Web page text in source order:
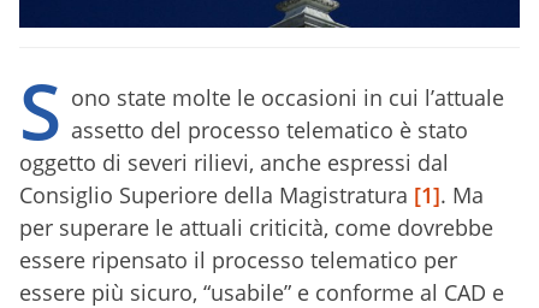
S ono state molte le occasioni in cui l’attuale
assetto del processo telematico è stato
oggetto di severi rilievi, anche espressi dal
Consiglio Superiore della Magistratura [1]. Ma
per superare le attuali criticità, come dovrebbe
essere ripensato il processo telematico per
essere più sicuro, “usabile” e conforme al CAD e